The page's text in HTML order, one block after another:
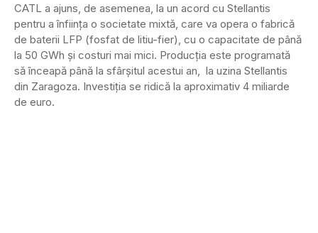
CATL a ajuns, de asemenea, la un acord cu Stellantis
pentru a înființa o societate mixtă, care va opera o fabrică
de baterii LFP (fosfat de litiu-fier), cu o capacitate de până
la 50 GWh și costuri mai mici. Producția este programată
să înceapă până la sfârșitul acestui an, la uzina Stellantis
din Zaragoza. Investiția se ridică la aproximativ 4 miliarde
de euro.